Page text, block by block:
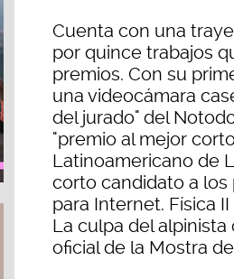
Cuenta con una
por quince trabajos
premios. Con su
una videocámara
del jurado" del
"premio al mejor
Latinoamericano de
corto candidato a
para Internet. Física
La culpa del
oficial de la Mostra